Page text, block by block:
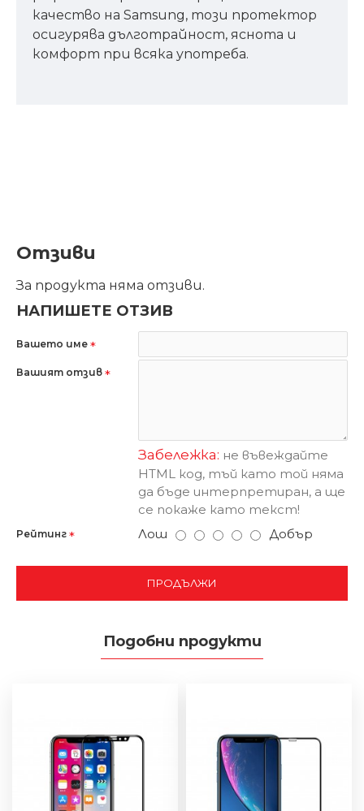
качество на Samsung, този протектор
осигурява дълготрайност, яснота и
комфорт при всяка употреба.
Отзиви
За продукта няма отзиви.
НАПИШЕТЕ ОТЗИВ
Вашето име
Вашият отзив
Забележка: не въвеждайте
HTML код, тъй като той няма
да бъде интерпретиран, а ще
се покаже като текст!
Рейтинг Лош Добър
ПРОДЪЛЖИ
Подобни продукти